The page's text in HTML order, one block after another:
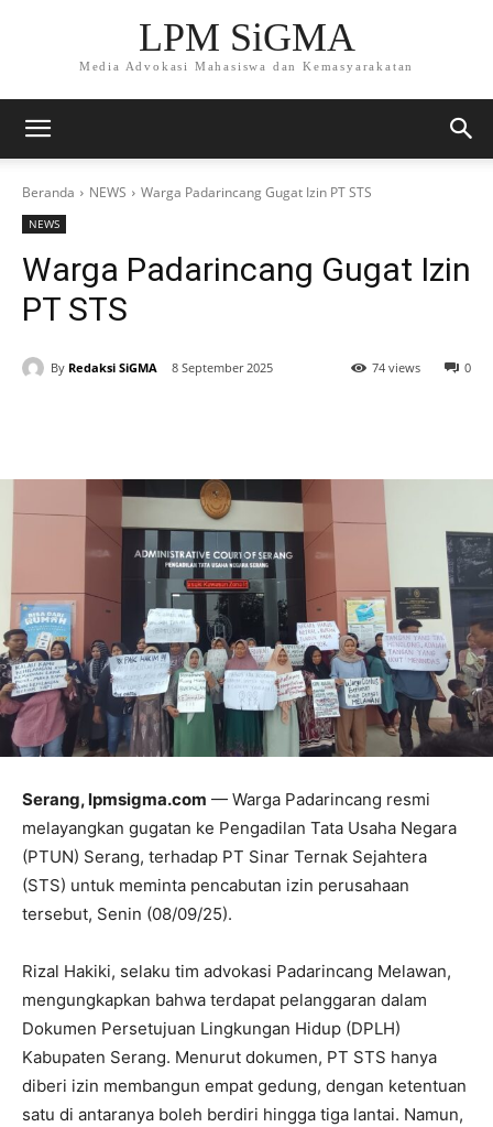
LPM SiGMA
Media Advokasi Mahasiswa dan Kemasyarakatan
Beranda NEWS Warga Padarincang Gugat Izin PT STS
NEWS
Warga Padarincang Gugat Izin
PT STS
By Redaksi SiGMA 8 September 2025 0
74 views
Serang, lpmsigma.com — Warga Padarincang resmi
melayangkan gugatan ke Pengadilan Tata Usaha Negara
(PTUN) Serang, terhadap PT Sinar Ternak Sejahtera
(STS) untuk meminta pencabutan izin perusahaan
tersebut, Senin (08/09/25).
Rizal Hakiki, selaku tim advokasi Padarincang Melawan,
mengungkapkan bahwa terdapat pelanggaran dalam
Dokumen Persetujuan Lingkungan Hidup (DPLH)
Kabupaten Serang. Menurut dokumen, PT STS hanya
diberi izin membangun empat gedung, dengan ketentuan
satu di antaranya boleh berdiri hingga tiga lantai. Namun,